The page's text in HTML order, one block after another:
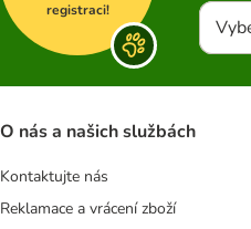
registraci!
O nás a našich službách
Kontaktujte nás
Reklamace a vrácení zboží